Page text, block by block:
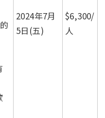
2024年7月
5日(五)
$6,300/
人